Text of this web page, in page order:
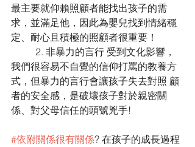
最主要就仰賴照顧者能找出孩子的需
求，並滿足他，因此為嬰兒找到情緒穩
定、耐心且積極的照顧者很重要！
我們很容易不自覺的信仰打罵的教養方
式，但暴力的言行會讓孩子失去對照 顧
者的安全感，是破壞孩子對於親密關
係、對父母信任的頭號兇手!
#依附關係很有關係? 在孩子的成長過程